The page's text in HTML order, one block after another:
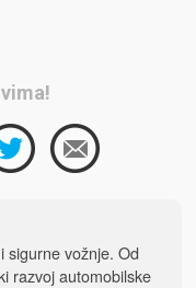
sigurne vožnje. Od
razvoj automobilske